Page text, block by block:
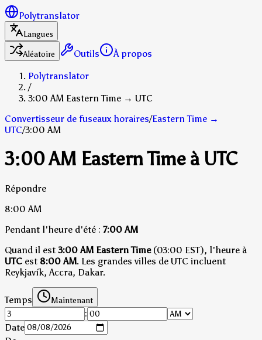
Polytranslator
Langues
Aléatoire
Outils
À propos
Polytranslator
/
3:00 AM Eastern Time → UTC
Convertisseur de fuseaux horaires/Eastern Time →
UTC/3:00 AM
3:00 AM Eastern Time à UTC
Répondre
8:00 AM
Pendant l'heure d'été : 7:00 AM
Quand il est 3:00 AM Eastern Time(03:00 EST), l'heure à
UTC est 8:00 AM. Les grandes villes de UTC incluent
Reykjavík, Accra, Dakar.
Temps Maintenant
:
Date